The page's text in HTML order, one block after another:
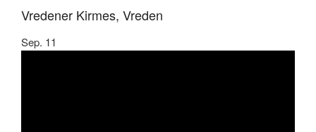
Vredener Kirmes, Vreden
Sep. 11